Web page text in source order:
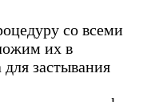
со всеми
их в
застывания